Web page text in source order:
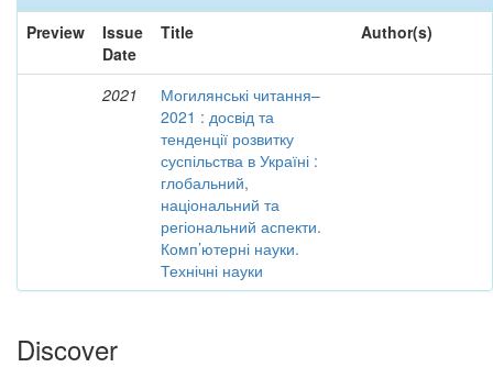
Preview
Issue
Date
Title Author(s)
2021
Могилянські читання–
2021 : досвід та
тенденції розвитку
суспільства в Україні :
глобальний,
національний та
регіональний аспекти.
Комп’ютерні науки.
Технічні науки
Discover